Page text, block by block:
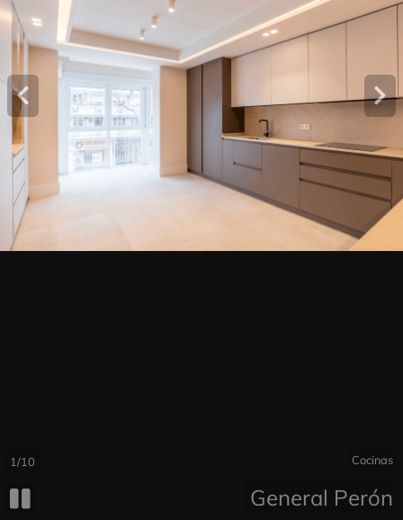
Cocinas
General Perón
1/10